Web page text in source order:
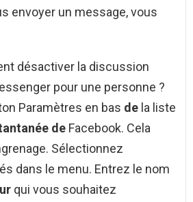
envoyer un message, vous
désactiver la discussion
pour une personne ?
Paramètres en bas de la liste
de Facebook. Cela
Sélectionnez
dans le menu. Entrez le nom
qui vous souhaitez